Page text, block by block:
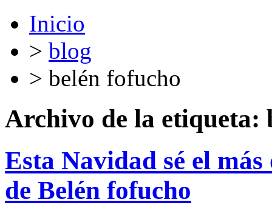
Inicio
> blog
> belén fofucho
Archivo de la etiqueta:
Esta Navidad sé el
de Belén fofucho